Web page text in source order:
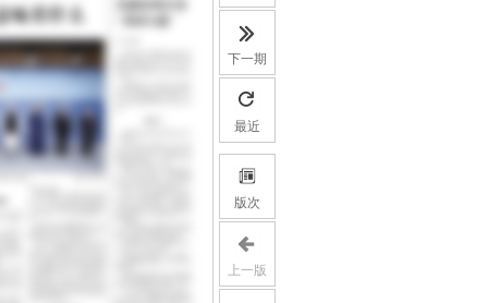
下一期
最近
版次
上一版